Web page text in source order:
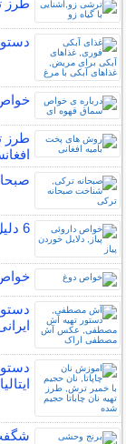
طرز
6 دلیل برای خوردن پیاز